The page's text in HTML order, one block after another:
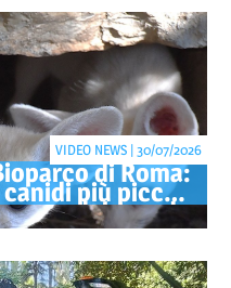
di Roma:
più piccoli
del mondo
VIDEO NEWS | 30/07/2026